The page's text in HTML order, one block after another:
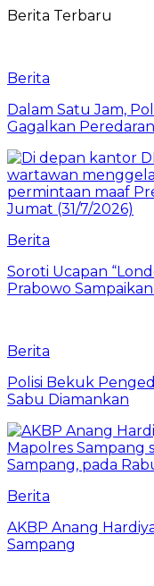
Berita Terbaru
Berita
Dalam Satu Jam,
Gagalkan
Berita
Soroti Ucapan
Prabowo
Berita
Polisi Bekuk
Sabu Diamankan
Berita
AKBP Anang
Sampang